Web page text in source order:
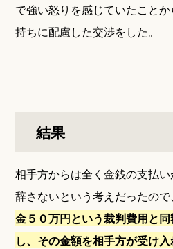
で強い怒りを感じていたこと
持ちに配慮した交渉をした。
結果
相手方からは全く金銭の支払
辞さないという考えだったの
金５０万円という裁判費用と
し、その金額を相手方が受け